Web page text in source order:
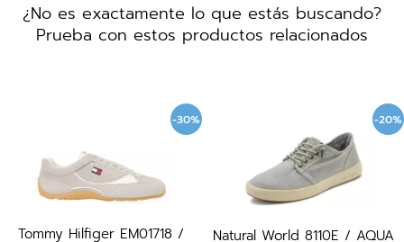
¿No es exactamente lo que estás buscando?
Prueba con estos productos relacionados
-30%
Hilfiger EM01718 /
-20%
Natural World 8110E / AQUA